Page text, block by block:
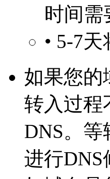
时间需
• 5-7
如果您的
转入过程
DNS。
进行